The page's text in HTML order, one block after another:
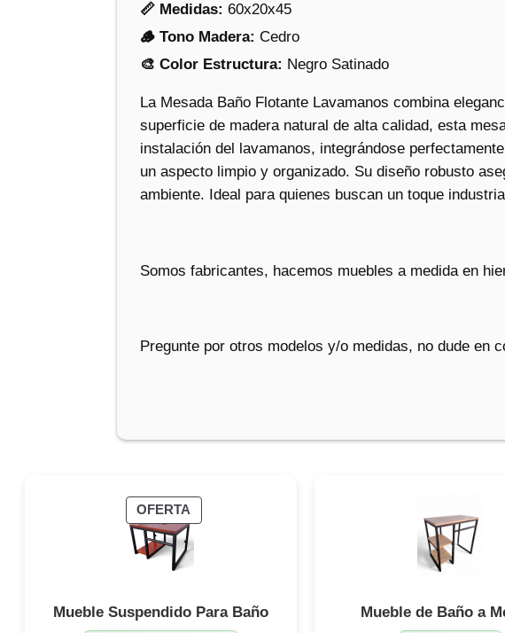
📏 Medidas: 60x20x45
🪵 Tono Madera: Cedro
🎨 Color Estructura: Negro Satinado
La Mesada Baño Flotante Lavamanos combina
superficie de madera natural de alta calidad, esta
instalación del lavamanos, integrándose
un aspecto limpio y organizado. Su diseño robusto
ambiente. Ideal para quienes buscan un toque
Somos fabricantes, hacemos muebles a medida en
Pregunte por otros modelos y/o medidas, no dude en
OFERTA
EN
OFERTA
Mueble Suspendido Para Baño Mueble de Baño a